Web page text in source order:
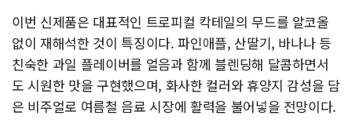
이번 신제품은 대표적인 트로피컬 칵테일의 무드를 알코올
없이 재해석한 것이 특징이다. 파인애플, 산딸기, 바나나 등
친숙한 과일 플레이버를 얼음과 함께 블렌딩해 달콤하면서
도 시원한 맛을 구현했으며, 화사한 컬러와 휴양지 감성을 담
은 비주얼로 여름철 음료 시장에 활력을 불어넣을 전망이다.